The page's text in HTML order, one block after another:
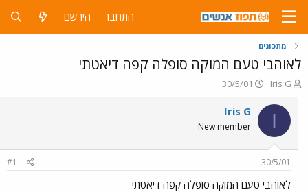
התחבר הירשם
מתכונים
לאוהבי טעם המוקה סופלה קפה דיאטתי
פ
ו
ת
ח
ה
ש
א
Iris G
פ
ו
ר
ם
ר
30/5/01
I
Iris G
New member
30/5/01
#1
לאוהבי טעם המוקה סופלה קפה דיאטתי